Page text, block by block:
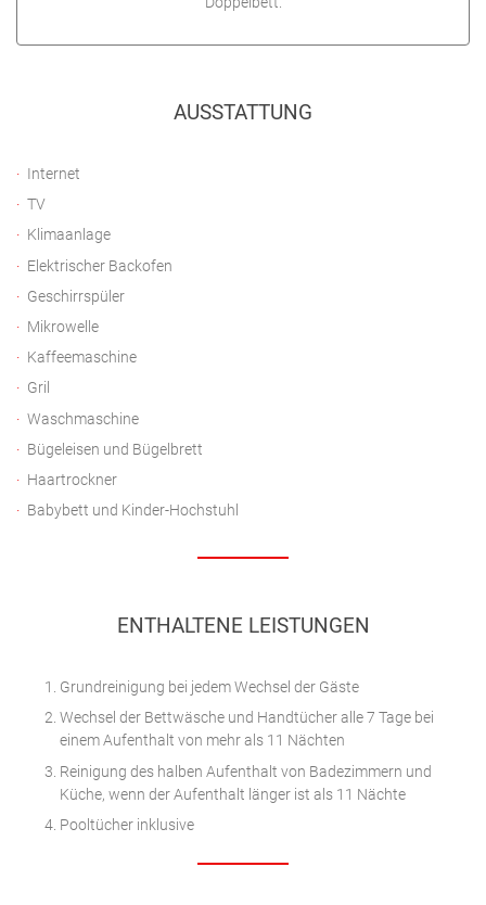
AUSSTATTUNG
Internet
TV
Klimaanlage
Elektrischer Backofen
Geschirrspüler
Mikrowelle
Kaffeemaschine
Gril
Waschmaschine
Bügeleisen und Bügelbrett
Haartrockner
Babybett und Kinder-Hochstuhl
ENTHALTENE LEISTUNGEN
Grundreinigung bei jedem Wechsel der Gäste
Wechsel der Bettwäsche und Handtücher alle 7 Tage bei
einem Aufenthalt von mehr als 11 Nächten
Reinigung des halben Aufenthalt von Badezimmern und
Küche, wenn der Aufenthalt länger ist als 11 Nächte
Pooltücher inklusive